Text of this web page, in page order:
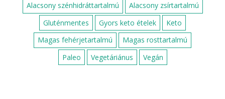
Alacsony szénhidráttartalmú
Alacsony zsírtartalmú
Gluténmentes
Gyors keto ételek
Keto
Magas fehérjetartalmú
Magas rosttartalmú
Paleo
Vegetáriánus Vegán